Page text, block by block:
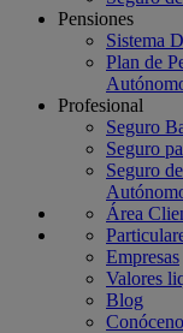
Pensiones
Sistema
Plan de
Profesional
Seguro
Seguro
Seguro
Área
Empresas
Valores
Blog